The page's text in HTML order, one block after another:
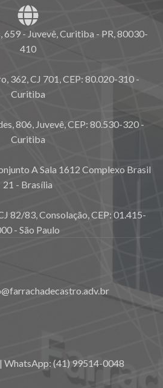
659 - Juvevê, Curitiba - PR, 80030-
410
362, CJ 701, CEP: 80.020-310 -
Curitiba
806, Juvevê, CEP: 80.530-320 -
Curitiba
A Sala 1612 Complexo Brasil
21 - Brasília
82/83, Consolação, CEP: 01.415-
- São Paulo
WhatsApp: (41) 99514-0048